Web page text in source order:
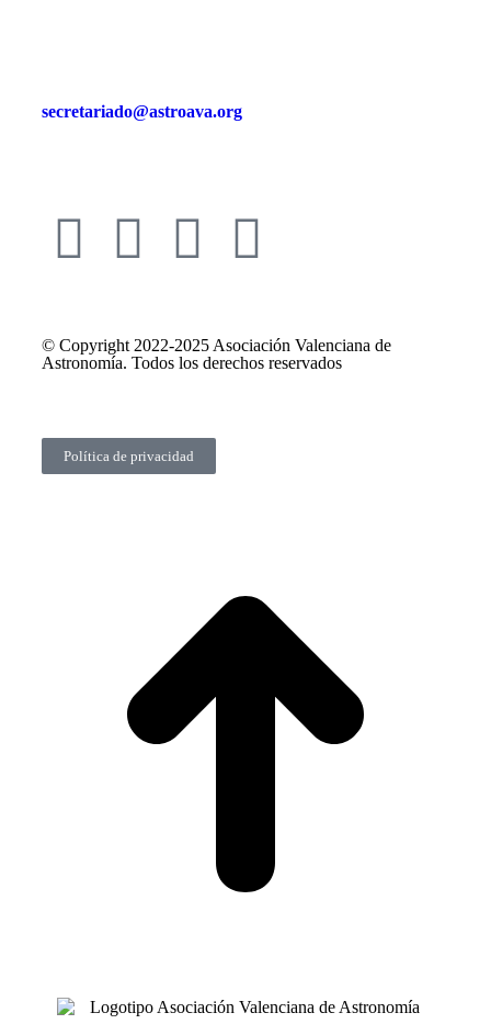
secretariado@astroava.org
© Copyright 2022-2025 Asociación Valenciana de
Astronomía. Todos los derechos reservados
Política de privacidad